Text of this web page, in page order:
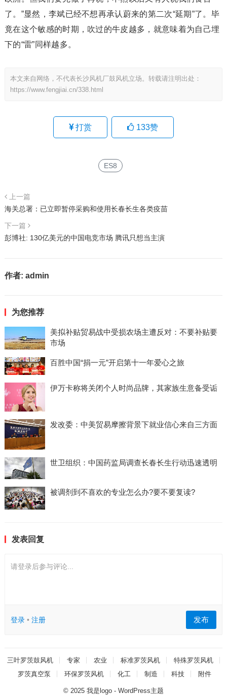
了。”显然，李斌已经不想再承认蔚来的第二次“延期”了。毕
竟在这个敏感的时期，吹过的牛皮越多，就意味着为自己埋
下的“雷”同样越多。
本文来自网络，不代表长沙风机厂鼓风机立场。转载请注明出处：
https://www.fengjiai.cn/338.html
打赏 133赞
ES8
上一篇
海关总署：已立即暂停采购和使用长春长生各类疫苗
下一篇
彭博社: 130亿美元的中国电竞市场 腾讯只想当主演
作者: admin
为您推荐
美拟补贴贸易战中受损农场主遭反对：不要补贴要
市场
百胜中国“捐一元”开启第十一年爱心之旅
伊万卡称将关闭个人时尚品牌，其家族生意备受诟
发改委：中美贸易摩擦背景下就业信心来自三方面
世卫组织：中国药监局调查长春长生行动迅速透明
被调剂到不喜欢的专业怎么办?要不要复读?
发表回复
请登录后参与评论...
登录• 注册 发布
三叶罗茨鼓风机 专家 农业 标准罗茨风机
特殊罗茨风机
罗茨真空泵
环保罗茨风机 化工 制造 科技 附件
© 2025 我是logo- WordPress主题